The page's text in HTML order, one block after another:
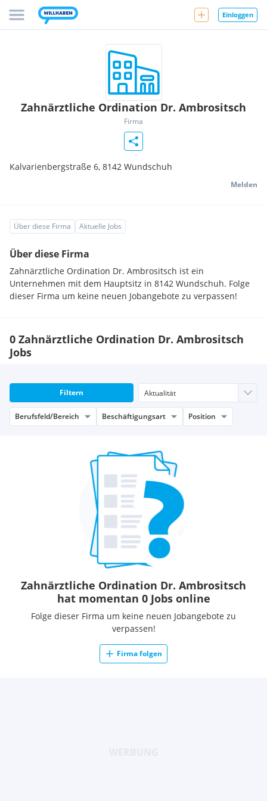
Einloggen
Zahnärztliche Ordination Dr. Ambrositsch
Firma
Kalvarienbergstraße 6, 8142 Wundschuh
Melden
Über diese Firma Aktuelle Jobs
Über diese Firma
Zahnärztliche Ordination Dr. Ambrositsch ist ein
Unternehmen mit dem Hauptsitz in 8142 Wundschuh. Folge
dieser Firma um keine neuen Jobangebote zu verpassen!
0 Zahnärztliche Ordination Dr. Ambrositsch
Jobs
Filtern
Berufsfeld/Bereich Beschäftigungsart Position
Zahnärztliche Ordination Dr. Ambrositsch
hat momentan 0 Jobs online
Folge dieser Firma um keine neuen Jobangebote zu
verpassen!
Firma folgen